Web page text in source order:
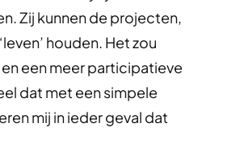
Zij kunnen de projecten,
houden. Het zou
een meer participatieve
dat met een simpele
mij in ieder geval dat